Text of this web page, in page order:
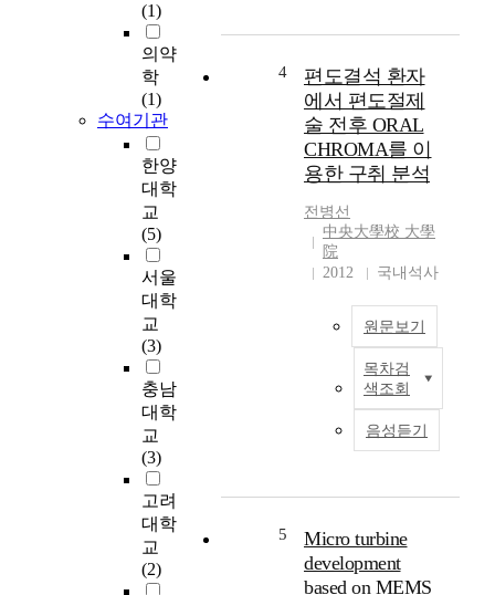
(1)
의약
학
(1)
수여기관
한양
대학
교
(5)
서울
대학
교
(3)
충남
대학
교
(3)
고려
대학
교
(2)
4
편도결석 환자
에서 편도절제
술 전후 ORAL
CHROMA를 이
용한 구취 분석
전병선
中央大學校 大學
院
2012
국내석사
원문보기
목차검
색조회
음성듣기
5
Micro turbine
development
based on MEMS